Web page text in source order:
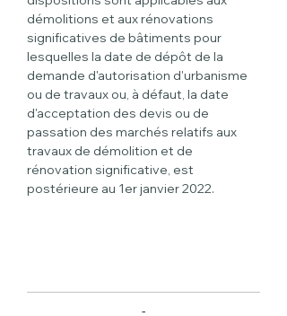
démolitions et aux rénovations
significatives de bâtiments pour
lesquelles la date de dépôt de la
demande d'autorisation d'urbanisme
ou de travaux ou, à défaut, la date
d'acceptation des devis ou de
passation des marchés relatifs aux
travaux de démolition et de
rénovation significative, est
postérieure au 1er janvier 2022.
-